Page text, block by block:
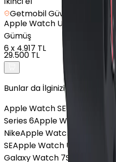
Getmobil Güvencesi
AppleWatch Ultra 2 -
Gümüş
6x 4.917 TL
29.500 TL
Bunlar da İlginizi Çekebilir
Apple Watch SE 2
Series 6Apple Watch Series 10
NikeApple Watch SE 3
SEApple Watch Ultra 2
Galaxy Watch 7Samsung